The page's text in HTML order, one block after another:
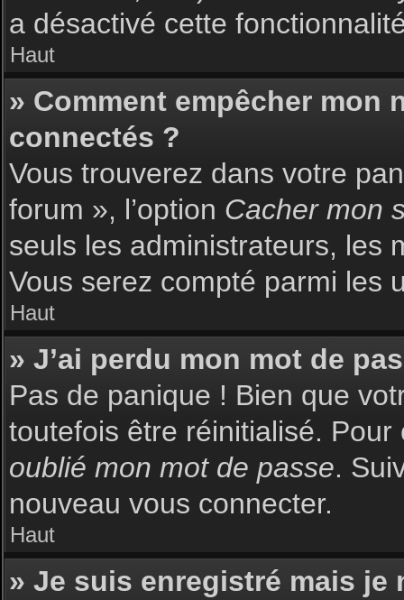
a désactivé cette
Haut
» Comment empêcher mon
connectés ?
Vous trouverez dans votre
forum », l’option Cacher mon
seuls les administrateurs, les
Vous serez compté parmi les
Haut
» J’ai perdu mon mot de
Pas de panique ! Bien que
toutefois être réinitialisé.
oublié mon mot de passe.
nouveau vous connecter.
Haut
» Je suis enregistré mais je